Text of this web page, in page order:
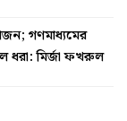
গণমাধ্যমের
ধরা: মির্জা ফখরুল